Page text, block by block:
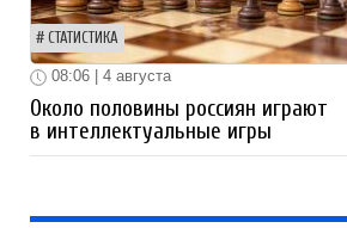
СТАТИСТИКА
08:06 | 4 августа
Около половины россиян играют
в интеллектуальные игры